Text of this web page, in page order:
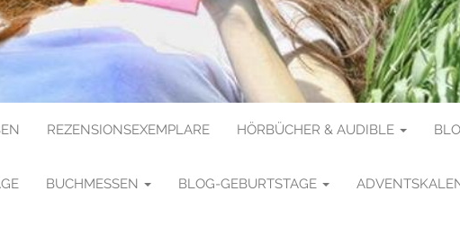
REZENSIONSEXEMPLARE HÖRBÜCHER & AUDIBLE
BUCHMESSEN BLOG-GEBURTSTAGE